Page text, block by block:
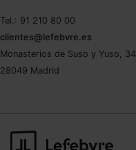
Tel.: 91 210 80 00
clientes@lefebvre.es
Monasterios de Suso y Yuso, 34
28049 Madrid